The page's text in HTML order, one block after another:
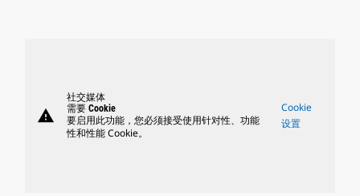
warning
社交媒体
需要 Cookie
要启用此功能，您必须接受使用针对性、功能
性和性能 Cookie。
Cookie
设置